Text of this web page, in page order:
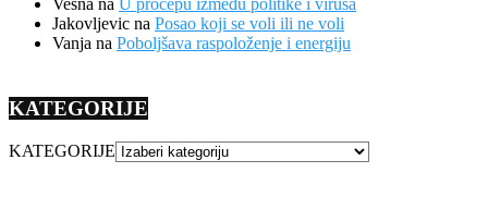
Vesna na U procepu između politike i virusa
Jakovljevic na Posao koji se voli ili ne voli
Vanja na Poboljšava raspoloženje i energiju
KATEGORIJE
KATEGORIJE